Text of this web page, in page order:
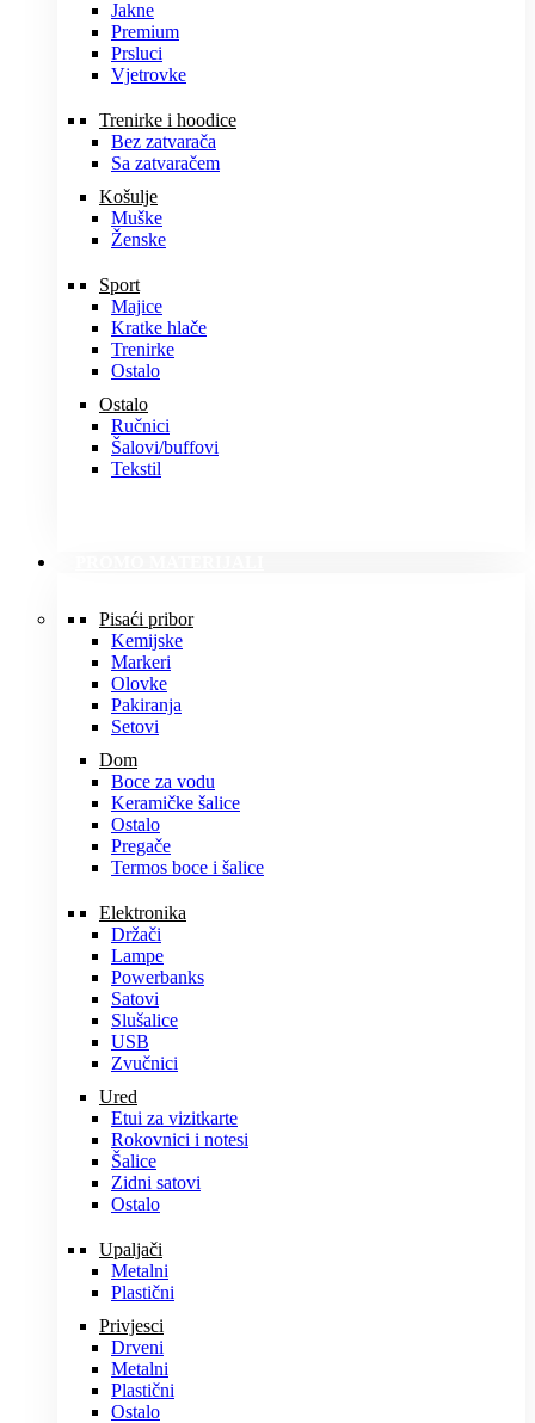
Jakne
Premium
Prsluci
Vjetrovke
Trenirke i hoodice
Bez zatvarača
Sa zatvaračem
Košulje
Muške
Ženske
Sport
Majice
Kratke hlače
Trenirke
Ostalo
Ostalo
Ručnici
Šalovi/buffovi
Tekstil
Pisaći pribor
Kemijske
Markeri
Olovke
Pakiranja
Setovi
Dom
Boce za vodu
Keramičke šalice
Ostalo
Pregače
Termos boce i šalice
Elektronika
Držači
Lampe
Powerbanks
Satovi
Slušalice
USB
Zvučnici
Ured
Etui za vizitkarte
Rokovnici i notesi
Šalice
Zidni satovi
Ostalo
Upaljači
Metalni
Plastični
Privjesci
Drveni
Metalni
Plastični
Ostalo